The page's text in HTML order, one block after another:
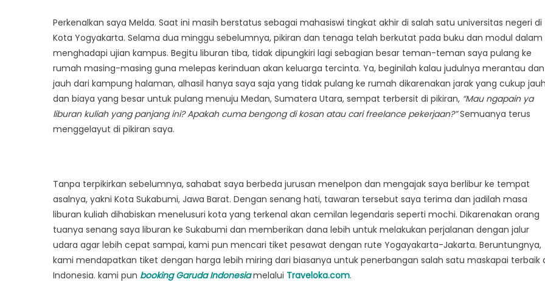
Perkenalkan saya Melda. Saat ini masih berstatus sebagai mahasiswi tingkat akhir di salah satu universitas negeri di
Kota Yogyakarta. Selama dua minggu sebelumnya, pikiran dan tenaga telah berkutat pada buku dan modul dalam
menghadapi ujian kampus. Begitu liburan tiba, tidak dipungkiri lagi sebagian besar teman-teman saya pulang ke
rumah masing-masing guna melepas kerinduan akan keluarga tercinta. Ya, beginilah kalau judulnya merantau dan
jauh dari kampung halaman, alhasil hanya saya saja yang tidak pulang ke rumah dikarenakan jarak yang cukup jauh
dan biaya yang besar untuk pulang menuju Medan, Sumatera Utara, sempat terbersit di pikiran, “Mau ngapain ya
liburan kuliah yang panjang ini? Apakah cuma bengong di kosan atau cari freelance pekerjaan?”Semuanya terus
menggelayut di pikiran saya.
Tanpa terpikirkan sebelumnya, sahabat saya berbeda jurusan menelpon dan mengajak saya berlibur ke tempat
asalnya, yakni Kota Sukabumi, Jawa Barat. Dengan senang hati, tawaran tersebut saya terima dan jadilah masa
liburan kuliah dihabiskan menelusuri kota yang terkenal akan cemilan legendaris seperti mochi. Dikarenakan orang
tuanya senang saya liburan ke Sukabumi dan memberikan dana lebih untuk melakukan perjalanan dengan jalur
udara agar lebih cepat sampai, kami pun mencari tiket pesawat dengan rute Yogayakarta-Jakarta. Beruntungnya,
kami mendapatkan tiket dengan harga lebih miring dari biasanya untuk penerbangan salah satu maskapai terbaik
Indonesia. kami pun booking Garuda Indonesiamelalui Traveloka.com.